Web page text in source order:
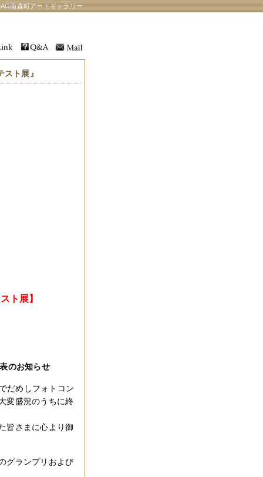
南森町アートギャラリー
ト展』
ト展】
のお知らせ
だめしフォトコン
変盛況のうちに終
皆さまに心より御
グランプリおよび